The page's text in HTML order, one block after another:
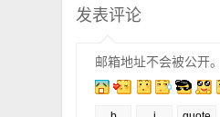
发表评论
邮箱地址不会被公开。